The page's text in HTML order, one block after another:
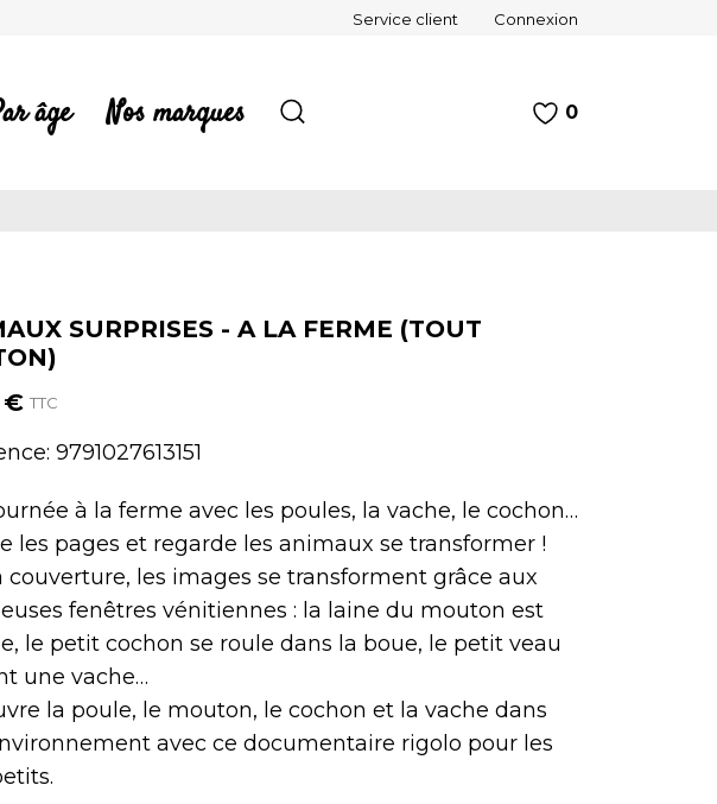
Service client Connexion
âge Nos marques 0
SURPRISES - A LA FERME (TOUT
€ TTC
9791027613151
à la ferme avec les poules, la vache, le cochon…
les pages et regarde les animaux se transformer !
couverture, les images se transforment grâce aux
fenêtres vénitiennes : la laine du mouton est
le petit cochon se roule dans la boue, le petit veau
une vache…
la poule, le mouton, le cochon et la vache dans
avec ce documentaire rigolo pour les